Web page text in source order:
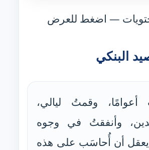
— اضغط للعرض
البنكي
وقمتُ ليالي،
وأنفقتُ في وجوه
يعقل أن أُحاسَب على هذه